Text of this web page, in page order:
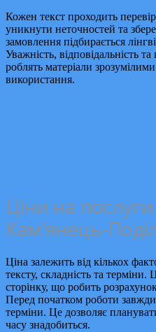
Кожен текст проходить
уникнути неточностей та
замовлення підбирається
Уважність, відповідальність
роблять матеріали
використання.
Ціни на
Кам’янець-
Ціна залежить від кількох
тексту, складність та терміни.
сторінку, що робить
Перед початком роботи
терміни. Це дозволяє
часу знадобиться.